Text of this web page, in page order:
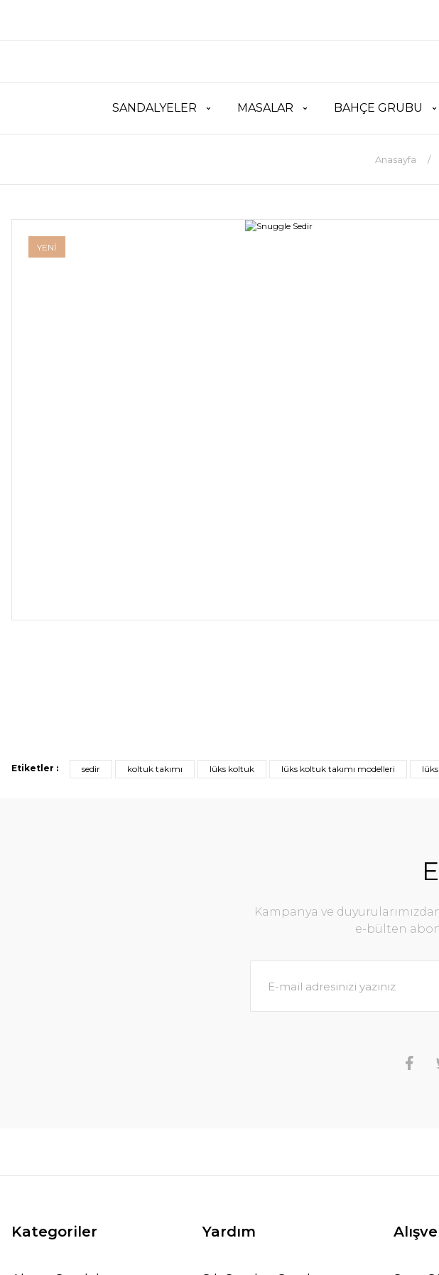
SANDALYELER MASALAR BAHÇE GRUBU
Anasayfa
YENİ
Etiketler : sedir koltuk takımı lüks koltuk lüks koltuk takımı modelleri
Kampanya ve
e-bülten
Kategoriler Yardım